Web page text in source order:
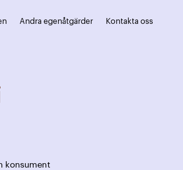
Andra egenåtgärder Kontakta oss
konsument